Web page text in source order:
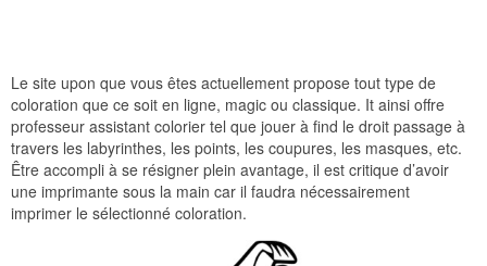
Le site upon que vous êtes actuellement propose tout type de
coloration que ce soit en ligne, magic ou classique. It ainsi offre
professeur assistant colorier tel que jouer à find le droit passage à
travers les labyrinthes, les points, les coupures, les masques, etc.
Être accompli à se résigner plein avantage, il est critique d’avoir
une imprimante sous la main car il faudra nécessairement
imprimer le sélectionné coloration.